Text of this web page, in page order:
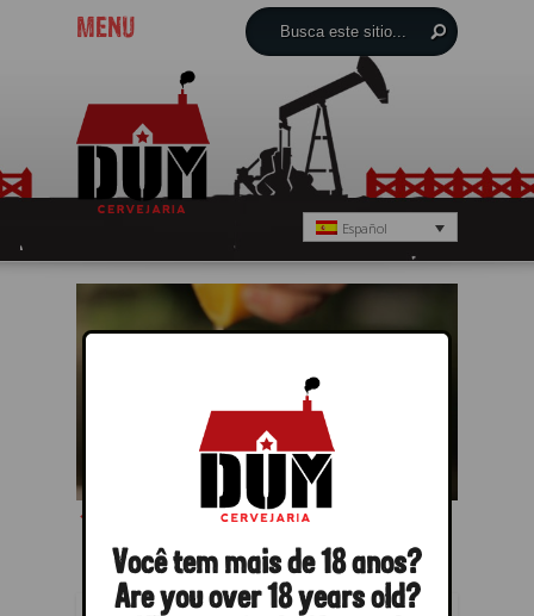
MENU
Español
← Anterior Próximo →
Você tem mais de 18 anos?
Are you over 18 years old?